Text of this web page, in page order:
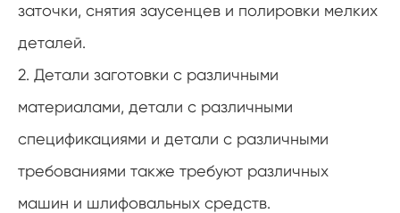
заточки, снятия заусенцев и полировки мелких
деталей.
2. Детали заготовки с различными
материалами, детали с различными
спецификациями и детали с различными
требованиями также требуют различных
машин и шлифовальных средств.